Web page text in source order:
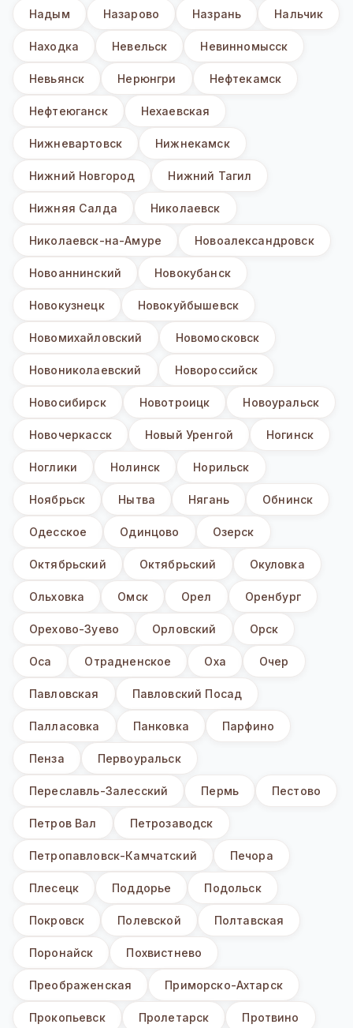
Надым Назарово Назрань Нальчик
Находка Невельск Невинномысск
Невьянск Нерюнгри Нефтекамск
Нефтеюганск Нехаевская
Нижневартовск Нижнекамск
Нижний Новгород Нижний Тагил
Нижняя Салда Николаевск
Николаевск-на-Амуре Новоалександровск
Новоаннинский Новокубанск
Новокузнецк Новокуйбышевск
Новомихайловский Новомосковск
Новониколаевский Новороссийск
Новосибирск Новотроицк Новоуральск
Новочеркасск Новый Уренгой Ногинск
Ноглики Нолинск Норильск
Ноябрьск Нытва Нягань Обнинск
Одесское Одинцово Озерск
Октябрьский Октябрьский Окуловка
Ольховка Омск Орел Оренбург
Орехово-Зуево Орловский Орск
Оса Отрадненское Оха Очер
Павловская Павловский Посад
Палласовка Панковка Парфино
Пенза Первоуральск
Переславль-Залесский Пермь Пестово
Петров Вал Петрозаводск
Петропавловск-Камчатский Печора
Плесецк Поддорье Подольск
Покровск Полевской Полтавская
Поронайск Похвистнево
Преображенская Приморско-Ахтарск
Прокопьевск Пролетарск Протвино